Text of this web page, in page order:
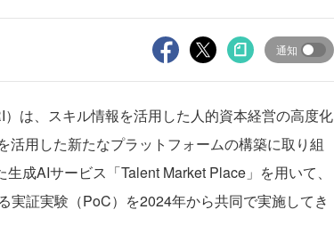
通知
は、スキル情報を活用した人的資本経営の高度化
活用した新たなプラットフォームの構築に取り組
成AIサービス「Talent Market Place」を用いて、
実証実験（PoC）を2024年から共同で実施してき